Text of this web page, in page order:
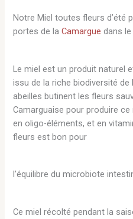
Notre Miel toutes fleurs d’été
portes de laCamargue dans le
Le miel est un produit naturel
issu de la riche biodiversité de
abeilles butinent les fleurs
Camarguaise pour produire
en oligo-éléments, et en
fleurs est bon pour
l’équilibre du microbiote
Ce miel récolté pendant la